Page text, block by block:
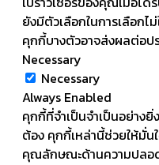
ยังมีตัวเลือกในการเลือกไ
คุกกี้บางตัวอาจส่งผลต่อ
Necessary
Necessary
Always Enabled
คุกกี้ที่จำเป็นจำเป็นอย่างยิ่
ต้อง คุกกี้เหล่านี้ช่วยให้มั่
คุณลักษณะด้านความปลอ